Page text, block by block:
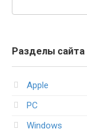
Разделы сайта
Apple
PC
Windows